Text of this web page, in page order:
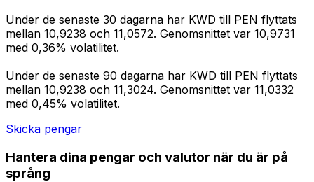
Under de senaste 30 dagarna har KWD till PEN flyttats
mellan 10,9238 och 11,0572. Genomsnittet var 10,9731
med 0,36% volatilitet.
Under de senaste 90 dagarna har KWD till PEN flyttats
mellan 10,9238 och 11,3024. Genomsnittet var 11,0332
med 0,45% volatilitet.
Skicka pengar
Hantera dina pengar och valutor när du är på
språng